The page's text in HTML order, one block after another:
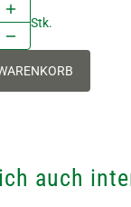
Stk.
auch